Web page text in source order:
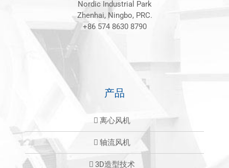
Nordic Industrial Park
Zhenhai, Ningbo, PRC.
+86 574 8630 8790
产品
离心风机
轴流风机
3D造型技术